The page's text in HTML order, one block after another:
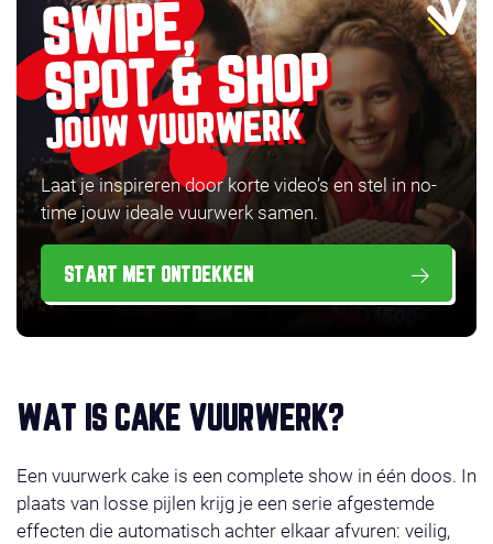
SWIPE,
SPOT & SHOP
JOUW VUURWERK
Laat je inspireren door korte video’s en stel in no-
time jouw ideale vuurwerk samen.
START MET ONTDEKKEN
WAT IS CAKE VUURWERK?
Een vuurwerk cake is een complete show in één doos. In
plaats van losse pijlen krijg je een serie afgestemde
effecten die automatisch achter elkaar afvuren: veilig,